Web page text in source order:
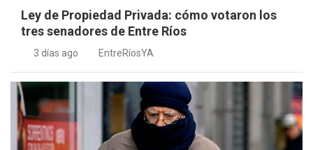
Ley de Propiedad Privada: cómo votaron los
tres senadores de Entre Ríos
3 días ago EntreRíosYA